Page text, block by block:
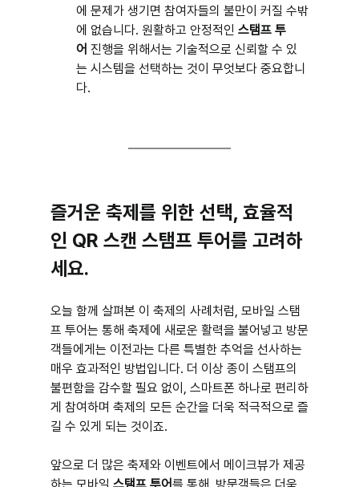
에 문제가 생기면 참여자들의 불만이 커질 수밖
에 없습니다. 원활하고 안정적인 스탬프 투
어 진행을 위해서는 기술적으로 신뢰할 수 있
는 시스템을 선택하는 것이 무엇보다 중요합니
다.
즐거운 축제를 위한 선택, 효율적
인 QR 스캔 스탬프 투어를 고려하
세요.
오늘 함께 살펴본 이 축제의 사례처럼, 모바일 스탬
프 투어는 통해 축제에 새로운 활력을 불어넣고 방문
객들에게는 이전과는 다른 특별한 추억을 선사하는
매우 효과적인 방법입니다. 더 이상 종이 스탬프의
불편함을 감수할 필요 없이, 스마트폰 하나로 편리하
게 참여하며 축제의 모든 순간을 더욱 적극적으로 즐
길 수 있게 되는 것이죠.
앞으로 더 많은 축제와 이벤트에서 메이크뷰가 제공
하는 모바일 스탬프 투어를 통해, 방문객들은 더욱